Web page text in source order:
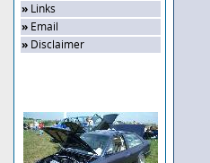
» Links
» Email
» Disclaimer